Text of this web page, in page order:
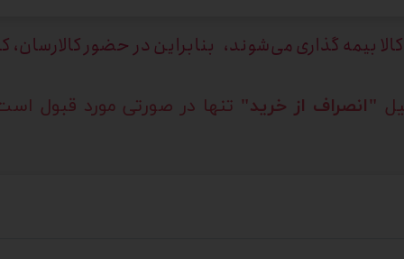
بیمه گذاری می‌شوند، بنابراین در حضور
"انصراف از خرید" تنها در صورتی مورد قبول